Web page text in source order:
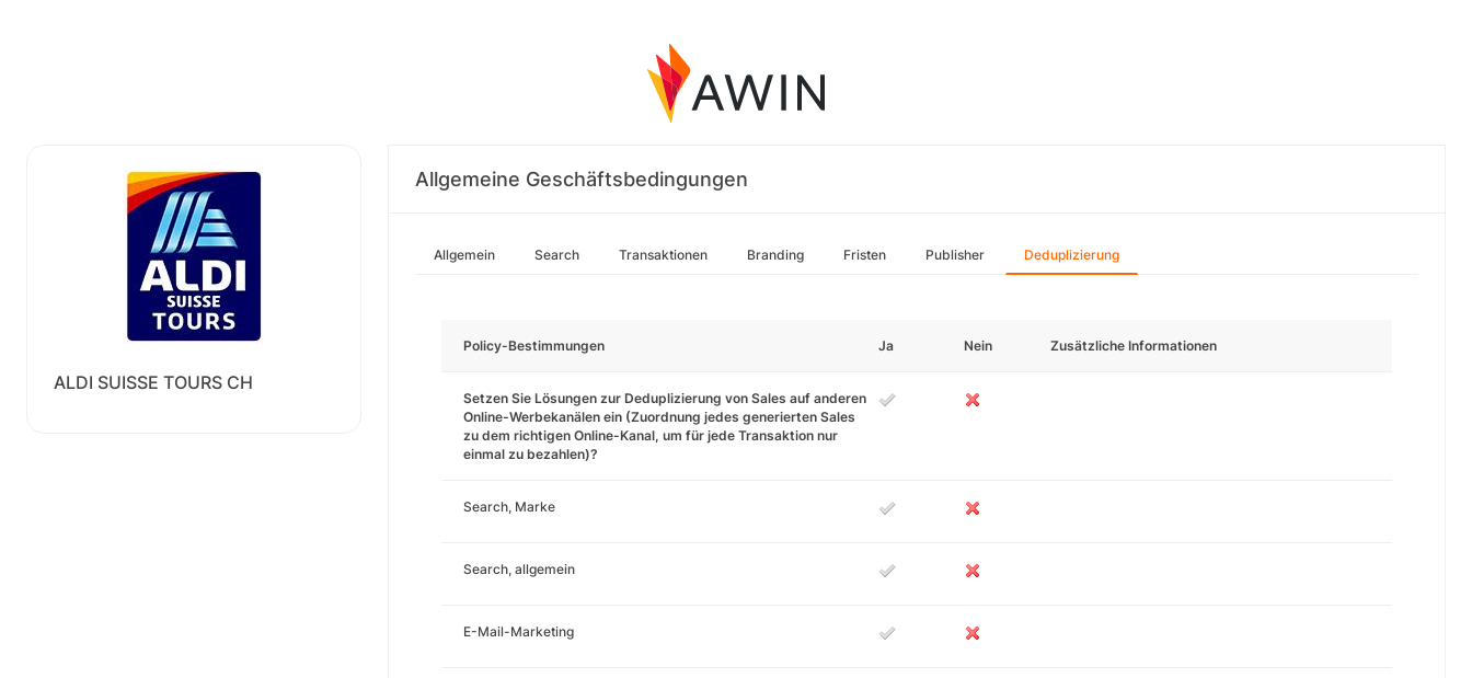
ALDI SUISSE TOURS CH
Allgemeine Geschäftsbedingungen
Allgemein Search Transaktionen Branding Fristen Publisher Deduplizierung
Policy-Bestimmungen Ja Nein Zusätzliche Informationen
Setzen Sie Lösungen zur Deduplizierung von Sales auf anderen
Online-Werbekanälen ein (Zuordnung jedes generierten Sales
zu dem richtigen Online-Kanal, um für jede Transaktion nur
einmal zu bezahlen)?
Search, Marke
Search, allgemein
E-Mail-Marketing